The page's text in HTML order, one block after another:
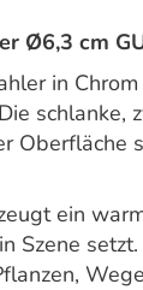
Ø6,3 cm
in
schlanke,
Oberfläche
ein
Szene